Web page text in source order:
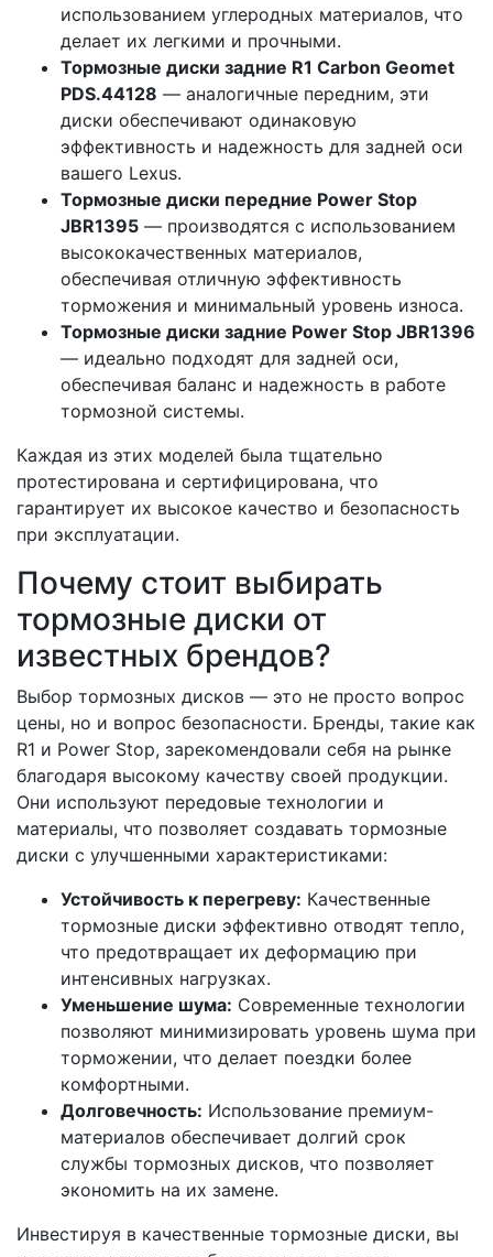
использованием углеродных материалов, что
делает их легкими и прочными.
Тормозные диски задние R1 Carbon Geomet
PDS.44128 — аналогичные передним, эти
диски обеспечивают одинаковую
эффективность и надежность для задней оси
вашего Lexus.
Тормозные диски передние Power Stop
JBR1395 — производятся с использованием
высококачественных материалов,
обеспечивая отличную эффективность
торможения и минимальный уровень износа.
Тормозные диски задние Power Stop JBR1396
— идеально подходят для задней оси,
обеспечивая баланс и надежность в работе
тормозной системы.
Каждая из этих моделей была тщательно
протестирована и сертифицирована, что
гарантирует их высокое качество и безопасность
при эксплуатации.
Почему стоит выбирать
тормозные диски от
известных брендов?
Выбор тормозных дисков — это не просто вопрос
цены, но и вопрос безопасности. Бренды, такие как
R1 и Power Stop, зарекомендовали себя на рынке
благодаря высокому качеству своей продукции.
Они используют передовые технологии и
материалы, что позволяет создавать тормозные
диски с улучшенными характеристиками:
Устойчивость к перегреву: Качественные
тормозные диски эффективно отводят тепло,
что предотвращает их деформацию при
интенсивных нагрузках.
Уменьшение шума: Современные технологии
позволяют минимизировать уровень шума при
торможении, что делает поездки более
комфортными.
Долговечность: Использование премиум-
материалов обеспечивает долгий срок
службы тормозных дисков, что позволяет
экономить на их замене.
Инвестируя в качественные тормозные диски, вы